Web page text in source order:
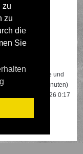
zu
zu
die
Sie
0 unsichtbare und
der letzten 5 Minuten)
die am 13.04.2026 0:17